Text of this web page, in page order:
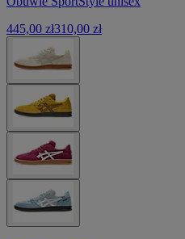
445,00 zł310,00 zł